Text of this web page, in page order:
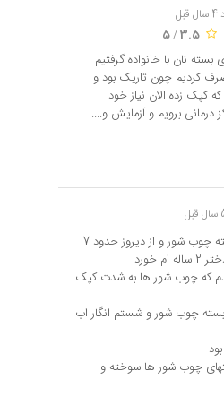
3.5
/
5
نان با خانواده گرفتیم
کردیم چون تاریک بود و
زده الان نیاز خود
درمانی برویم و آزمایش و....
سلام من یه بسته چوب شور و از دیروز حدود 7
که چوب شور ها به شدت کپک
بسته چوب شور و شستم انگار اب
چوب شور ها سوخته و